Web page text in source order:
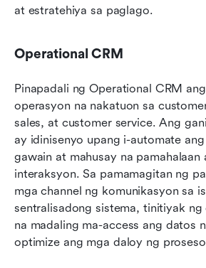
at estratehiya sa paglago.
Operational CRM
Pinapadali ng Operational CRM
operasyon na nakatuon sa
sales, at customer service. Ang
ay idinisenyo upang i-automate
gawain at mahusay na pamahalaan
interaksyon. Sa pamamagitan ng
mga channel ng komunikasyon sa
sentralisadong sistema, tinitiyak
na madaling ma-access ang datos
optimize ang mga daloy ng